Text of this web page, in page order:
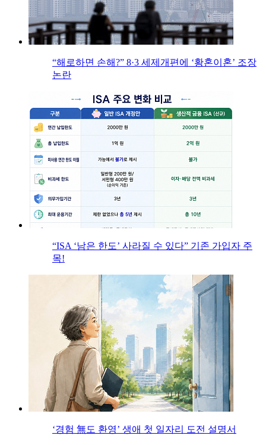
“해로하면 손해?” 8·3 세제개편에 ‘황혼이혼’ 조장
논란
“ISA ‘남은 한도’ 사라질 수 있다” 기존 가입자 주
목!
‘경험 無도 환영’ 생애 첫 일자리 도전 설명서